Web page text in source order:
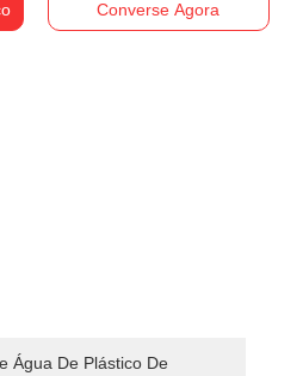
Converse Agora
Água De Plástico De